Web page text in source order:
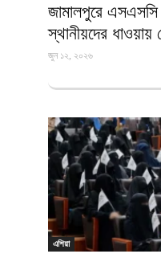
জামালপুরে এসএসসি
স্থানীয়দের
জুন ১২, ২০২৬
এশিয়া